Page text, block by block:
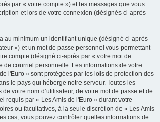
par « votre compte ») et les messages que vous
et lors de votre connexion (désignés ci-après
au minimum un identifiant unique (désigné ci-après
») et un mot de passe personnel vous permettant
compte (désigné ci-après par « votre mot de
de courriel personnelle. Les informations de votre
l'Euro » sont protégées par les lois de protection des
le pays qui héberge notre serveur. Toutes les
votre nom d’utilisateur, de votre mot de passe et de
requis par « Les Amis de l'Euro » durant votre
ou facultatives, à la seule discrétion de « Les Amis
cas, vous pouvez contrôler quelles informations de